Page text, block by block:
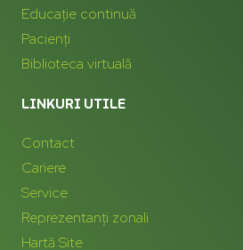
Educație continuă
Pacienți
Biblioteca virtuală
LINKURI UTILE
Contact
Cariere
Service
Reprezentanți zonali
Hartă Site